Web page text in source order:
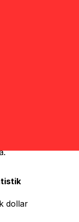
taiwanesiska
dollar